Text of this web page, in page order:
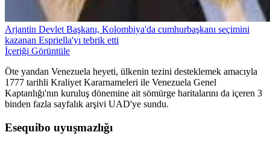
Arjantin Devlet Başkanı, Kolombiya'da cumhurbaşkanı seçimini
kazanan Espriella'yı tebrik etti
İçeriği Görüntüle
Öte yandan Venezuela heyeti, ülkenin tezini desteklemek amacıyla
1777 tarihli Kraliyet Kararnameleri ile Venezuela Genel
Kaptanlığı'nın kuruluş dönemine ait sömürge haritalarını da içeren 3
binden fazla sayfalık arşivi UAD'ye sundu.
Esequibo uyuşmazlığı